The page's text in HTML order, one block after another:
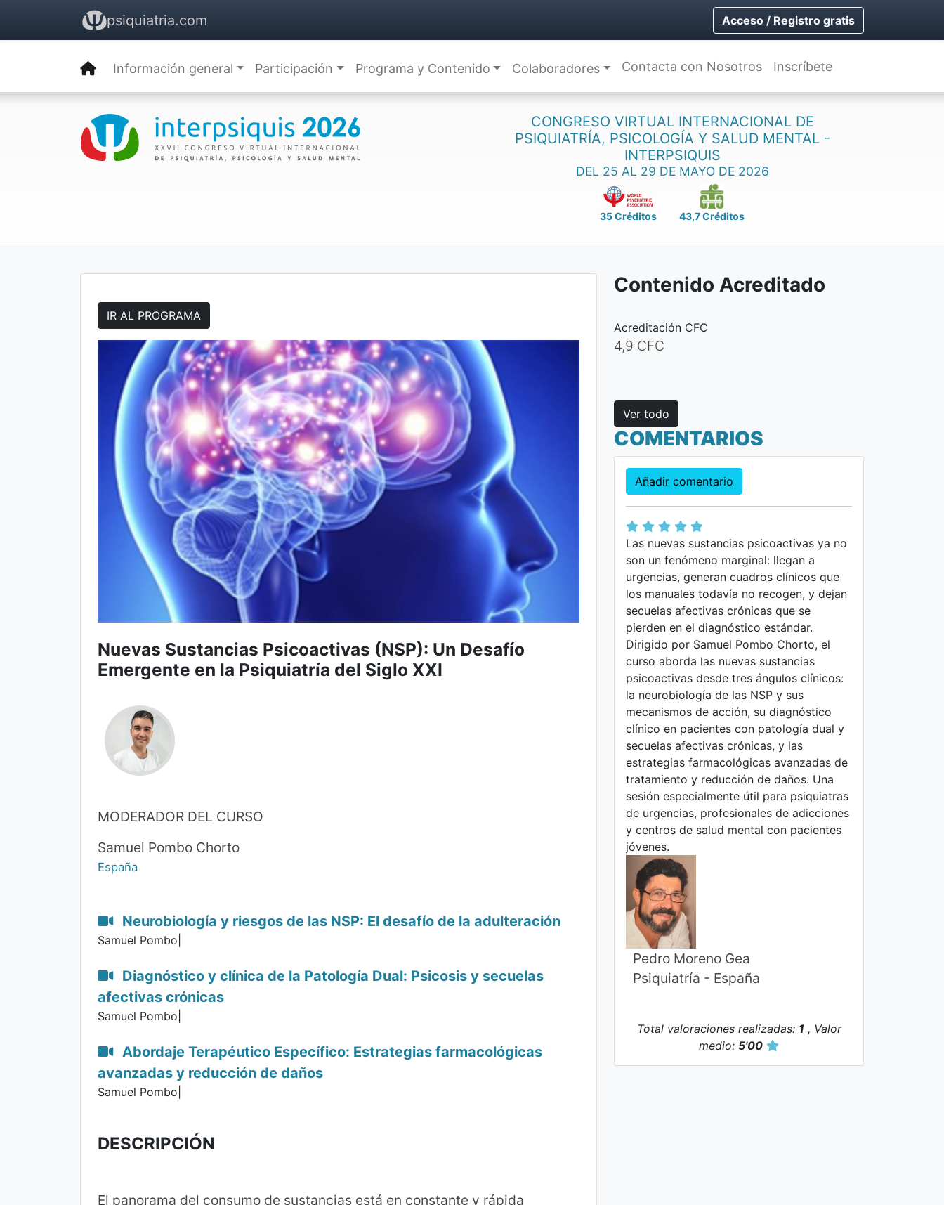
psiquiatria.com Acceso / Registro gratis
Información general Participación Programa y Contenido Colaboradores Contacta con Nosotros Inscríbete
CONGRESO VIRTUAL INTERNACIONAL DE
PSIQUIATRÍA, PSICOLOGÍA Y SALUD MENTAL -
INTERPSIQUIS
DEL 25 AL 29 DE MAYO DE 2026
35 Créditos 43,7 Créditos
IR AL PROGRAMA
Nuevas Sustancias Psicoactivas (NSP): Un Desafío
Emergente en la Psiquiatría del Siglo XXI
MODERADOR DEL CURSO
Samuel Pombo Chorto
España
Neurobiología y riesgos de las NSP: El desafío de la adulteración
Samuel Pombo|
Diagnóstico y clínica de la Patología Dual: Psicosis y secuelas
afectivas crónicas
Samuel Pombo|
Abordaje Terapéutico Específico: Estrategias farmacológicas
avanzadas y reducción de daños
Samuel Pombo|
DESCRIPCIÓN
El panorama del consumo de sustancias está en constante y rápida
Contenido Acreditado
Acreditación CFC
4,9 CFC
Ver todo
COMENTARIOS
Añadir comentario
Las nuevas sustancias psicoactivas ya no
son un fenómeno marginal: llegan a
urgencias, generan cuadros clínicos que
los manuales todavía no recogen, y dejan
secuelas afectivas crónicas que se
pierden en el diagnóstico estándar.
Dirigido por Samuel Pombo Chorto, el
curso aborda las nuevas sustancias
psicoactivas desde tres ángulos clínicos:
la neurobiología de las NSP y sus
mecanismos de acción, su diagnóstico
clínico en pacientes con patología dual y
secuelas afectivas crónicas, y las
estrategias farmacológicas avanzadas de
tratamiento y reducción de daños. Una
sesión especialmente útil para psiquiatras
de urgencias, profesionales de adicciones
y centros de salud mental con pacientes
jóvenes.
Pedro Moreno Gea
Psiquiatría - España
Total valoraciones realizadas: 1 , Valor
medio: 5'00